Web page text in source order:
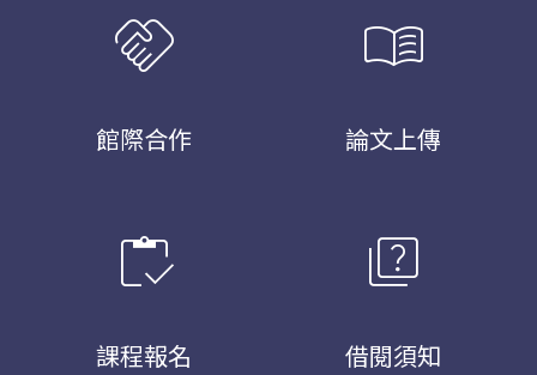
handshake
館際合作
menu_book
論文上傳
inventory
課程報名
quiz
借閱須知